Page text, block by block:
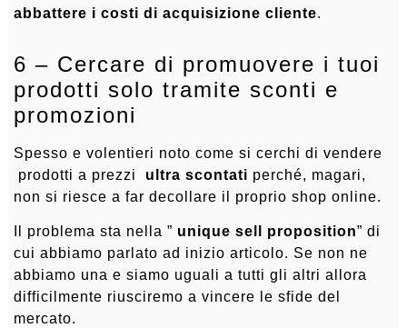
abbattere i costi di acquisizione cliente.
6 – Cercare di promuovere i tuoi
prodotti solo tramite sconti e
promozioni
Spesso e volentieri noto come si cerchi di vendere
prodotti a prezzi ultra scontati perché, magari,
non si riesce a far decollare il proprio shop online.
Il problema sta nella ” unique sell proposition” di
cui abbiamo parlato ad inizio articolo. Se non ne
abbiamo una e siamo uguali a tutti gli altri allora
difficilmente riusciremo a vincere le sfide del
mercato.